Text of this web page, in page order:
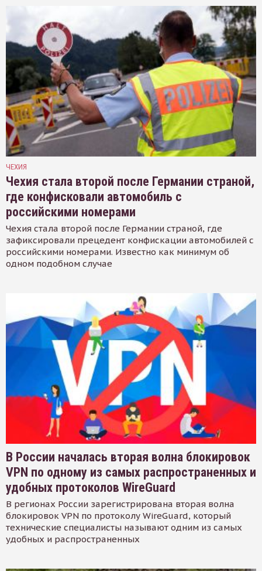
ЧЕХИЯ
Чехия стала второй после Германии страной,
где конфисковали автомобиль с
российскими номерами
Чехия стала второй после Германии страной, где
зафиксировали прецедент конфискации автомобилей с
российскими номерами. Известно как минимум об
одном подобном случае
В России началась вторая волна блокировок
VPN по одному из самых распространенных и
удобных протоколов WireGuard
В регионах России зарегистрирована вторая волна
блокировок VPN по протоколу WireGuard, который
технические специалисты называют одним из самых
удобных и распространенных